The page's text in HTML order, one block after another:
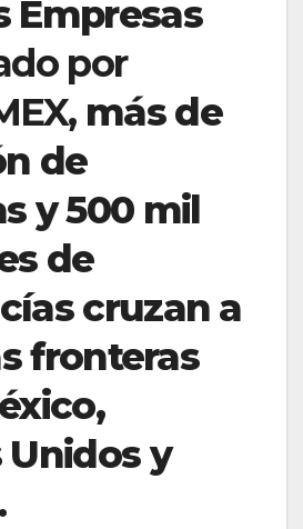
Empresas
por
más de
de
y 500 mil
de
cruzan a
fronteras
Unidos y